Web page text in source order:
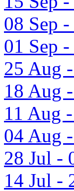
08 Sep
01 Sep
25 Aug
18 Aug
11 Aug
04 Aug
28 Jul -
14 Jul -